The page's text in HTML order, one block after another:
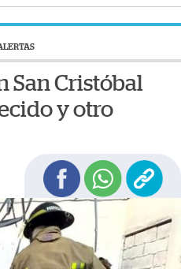
San Cristóbal
y otro